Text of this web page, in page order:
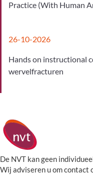
Practice (With Human
26-10-2026
Hands on instructional
wervelfracturen
De NVT kan geen
Wij adviseren u om contact